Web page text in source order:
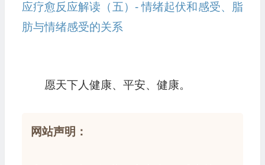
应疗愈反应解读（五）- 情绪起伏和感受、脂
肪与情绪感受的关系
愿天下人健康、平安、健康。
网站声明：